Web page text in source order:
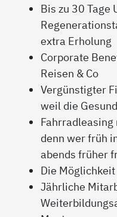
Bis zu 30 Tage
extra Erholung
Corporate
Reisen & Co
Vergünstigter
weil die
denn wer früh
abends früher
Die
Jährliche